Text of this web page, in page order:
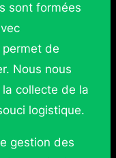
sont formées
de
Nous nous
collecte de la
logistique.
gestion des